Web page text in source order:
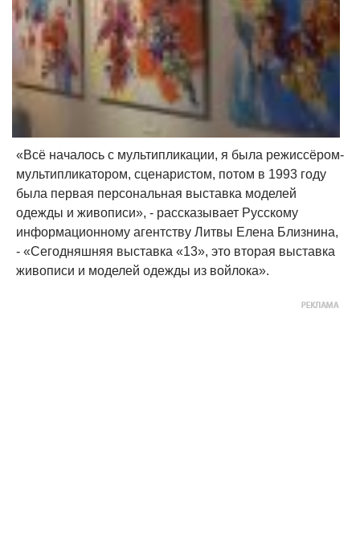
«Всё началось с мультипликации, я была режиссёром-
мультипликатором, сценаристом, потом в 1993 году
была первая персональная выставка моделей
одежды и живописи», - рассказывает Русскому
информационному агентству Литвы Елена Близнина,
- «Сегодняшняя выставка «13», это вторая выставка
живописи и моделей одежды из войлока».